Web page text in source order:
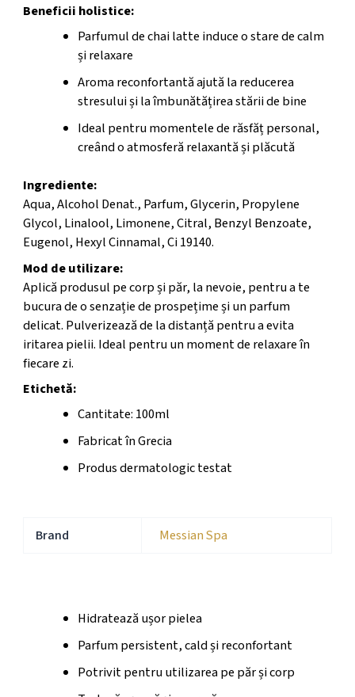
Beneficii holistice:
Parfumul de chai latte induce o stare de calm
și relaxare
Aroma reconfortantă ajută la reducerea
stresului și la îmbunătățirea stării de bine
Ideal pentru momentele de răsfăț personal,
creând o atmosferă relaxantă și plăcută
Ingrediente:
Aqua, Alcohol Denat., Parfum, Glycerin, Propylene
Glycol, Linalool, Limonene, Citral, Benzyl Benzoate,
Eugenol, Hexyl Cinnamal, Ci 19140.
Mod de utilizare:
Aplică produsul pe corp și păr, la nevoie, pentru a te
bucura de o senzație de prospețime și un parfum
delicat. Pulverizează de la distanță pentru a evita
iritarea pielii. Ideal pentru un moment de relaxare în
fiecare zi.
Etichetă:
Cantitate: 100ml
Fabricat în Grecia
Produs dermatologic testat
Brand Messian Spa
Hidratează ușor pielea
Parfum persistent, cald și reconfortant
Potrivit pentru utilizarea pe păr și corp